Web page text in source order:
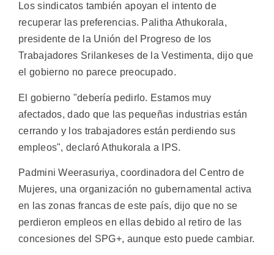
Los sindicatos también apoyan el intento de
recuperar las preferencias. Palitha Athukorala,
presidente de la Unión del Progreso de los
Trabajadores Srilankeses de la Vestimenta, dijo que
el gobierno no parece preocupado.
El gobierno "debería pedirlo. Estamos muy
afectados, dado que las pequeñas industrias están
cerrando y los trabajadores están perdiendo sus
empleos", declaró Athukorala a IPS.
Padmini Weerasuriya, coordinadora del Centro de
Mujeres, una organización no gubernamental activa
en las zonas francas de este país, dijo que no se
perdieron empleos en ellas debido al retiro de las
concesiones del SPG+, aunque esto puede cambiar.